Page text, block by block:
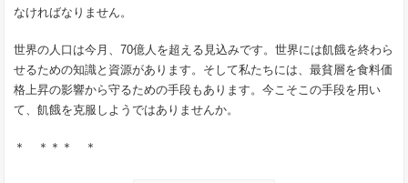
なければなりません。
世界の人口は今月、70億人を超える見込みです。世界には飢餓を終わら
せるための知識と資源があります。そして私たちには、最貧層を食料価
格上昇の影響から守るための手段もあります。今こそこの手段を用い
て、飢餓を克服しようではありませんか。
＊ ＊＊＊ ＊